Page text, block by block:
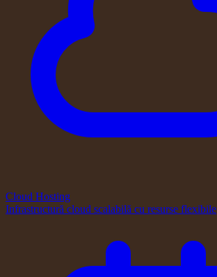
Cloud Hosting
Infrastructură cloud scalabilă cu resurse flexibile